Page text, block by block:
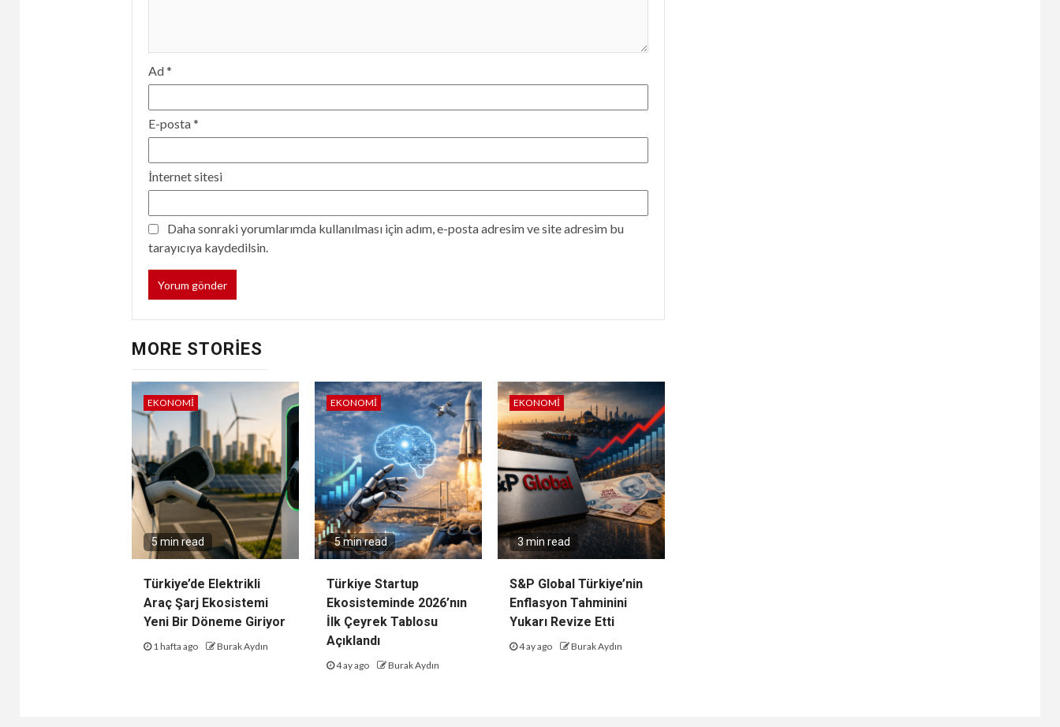
Ad*
E-posta*
İnternet sitesi
Daha sonraki yorumlarımda kullanılması için adım, e-posta adresim ve site adresim bu
tarayıcıya kaydedilsin.
MORE STORIES
EKONOMI
5 min read
Türkiye’de Elektrikli
Araç Şarj Ekosistemi
Yeni Bir Döneme Giriyor
1 hafta ago Burak Aydın
EKONOMI
5 min read
Türkiye Startup
Ekosisteminde 2026’nın
İlk Çeyrek Tablosu
Açıklandı
4 ay ago Burak Aydın
EKONOMI
3 min read
S&P Global Türkiye’nin
Enflasyon Tahminini
Yukarı Revize Etti
4 ay ago Burak Aydın